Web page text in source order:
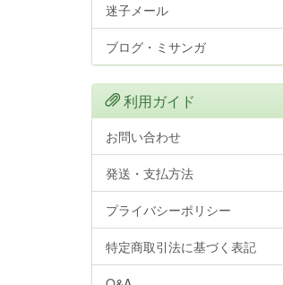
迷子メール
ブログ・ミサンガ
利用ガイド
お問い合わせ
発送・支払方法
プライバシーポリシー
特定商取引法に基づく表記